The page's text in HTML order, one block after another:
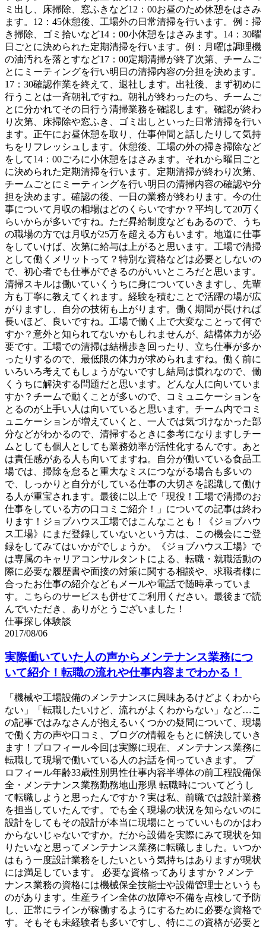
ミ出し、床掃除、窓ふきなど12：00お昼のため休憩をはさみ
ます。12：45休憩後、工場外の日常清掃を行います。例：掃
き掃除、ゴミ拾いなど14：00小休憩をはさみます。14：30曜
日ごとに決められた定期清掃を行います。例：月曜は調理機
の油汚れを落とすなど17：00定期清掃が終了次第、チームご
とにミーティングを行い明日の清掃内容の分担を決めます。
17：30確認作業を終えて、退社します。出社後、まず初めに
行うことは一斉朝礼ですね。朝礼が終わったのち、チームご
とに分かれてその日行う清掃業務を確認します。確認が終わ
り次第、床掃除や窓ふき、ゴミ出しといった日常清掃を行い
ます。正午にお昼休憩を取り、仕事仲間と話したりして気持
ちをリフレッシュします。休憩後、工場の外の掃き掃除など
をして14：00ごろに小休憩をはさみます。それから曜日ごと
に決められた定期清掃を行います。定期清掃が終わり次第、
チームごとにミーティングを行い明日の清掃内容の確認や分
担を決めます。確認の後、一日の業務が終わります。今の仕
事について月収の相場はどのくらいですか？平均して20万く
らいからが多いですね。ただ昇給制度などもあるので、うち
の職場の方では月収が25万を超える方もいます。地道に仕事
をしていけば、次第に給与は上がると思います。工場で清掃
として働くメリットって？特別な資格などは必要としないの
で、初心者でも仕事ができるのがいいところだと思います。
清掃スキルは働いていくうちに身についていきますし、先輩
方も丁寧に教えてくれます。経験を積むことで活躍の場が広
がりますし、自分の技術も上がります。働く期間が長ければ
長いほど、良いですね。工場で働く上で大変なことって何で
すか？意外と知られてないかもしれませんが、結構体力が必
要です。工場での清掃は結構歩き回ったり、立ち仕事が多か
ったりするので、最低限の体力が求められますね。働く前に
いろいろ考えてもしょうがないですし結局は慣れなので、働
くうちに解決する問題だと思います。どんな人に向いていま
すか？チームで動くことが多いので、コミュニケーションを
とるのが上手い人は向いていると思います。チーム内でコミ
ュニケーションが増えていくと、一人では気づけなかった部
分などがわかるので、清掃するときに参考になりますしチー
ムとしても個人としても業務効率が活性化するんです。あと
は責任感がある人も向いてますね。自分が働いている食品工
場では、掃除を怠ると重大なミスにつながる場合も多いの
で、しっかりと自分がしている仕事の大切さを認識して働け
る人が重宝されます。最後に以上で「現役！工場で清掃のお
仕事をしている方の口コミご紹介！」についての記事は終わ
ります！ジョブハウス工場ではこんなことも！《ジョブハウ
ス工場》にまだ登録していないという方は、この機会にご登
録をしてみてはいかがでしょうか。《ジョブハウス工場》で
は専属のキャリアコンサルタントによる、転職・就職活動の
際に必要な履歴書や面接の対策に関する相談や、求職者様に
合ったお仕事の紹介などもメールや電話で随時承っていま
す。こちらのサービスも併せてご利用ください。最後まで読
んでいただき、ありがとうございました！
仕事探し体験談
2017/08/06
実際働いていた人の声からメンテナンス業務につ
いて紹介！転職の流れや仕事内容までわかる！
「機械や工場設備のメンテナンスに興味あるけどよくわから
ない」「転職したいけど、流れがよくわからない」など…こ
の記事ではみなさんが抱えるいくつかの疑問について、現場
で働く方の声や口コミ、ブログの情報をもとに解決していき
ます！プロフィール今回は実際に現在、メンテナンス業務に
転職して現場で働いている人のお話を伺っていきます。 プ
ロフィール年齢33歳性別男性仕事内容半導体の前工程設備保
全・メンテナンス業務勤務地山形県 転職時についてどうし
て転職しようと思ったんですか？実は私、前職では設計業務
を担当していたんです。でも全く現場の状況を知らないのに
設計をしてもその設計が本当に現場にとっていいものかはわ
からないじゃないですか。だから設備を実際にみて現状を知
りたいなと思ってメンテナンス業務に転職しました。いつか
はもう一度設計業務をしたいという気持ちはありますが現状
には満足しています。 必要な資格ってありますか？メンテ
ナンス業務の資格には機械保全技能士や設備管理士というも
のがあります。生産ライン全体の故障や不備を点検して予防
し、正常にラインが稼働するようにするために必要な資格で
す。そもそも未経験者も多いですし、特にこの資格が必要と